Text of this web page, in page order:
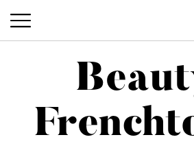
Beauty-